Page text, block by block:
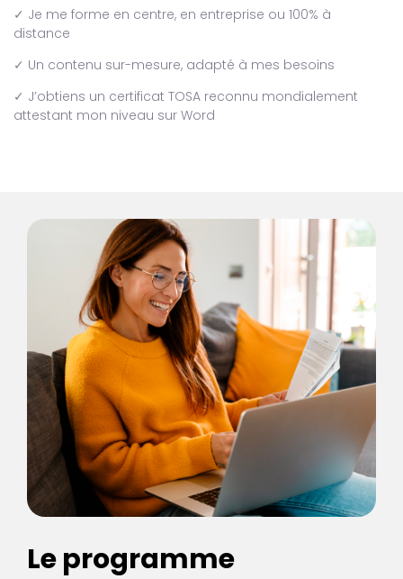
✓ Je me forme en centre, en entreprise ou 100% à
distance
✓ Un contenu sur-mesure, adapté à mes besoins
✓ J’obtiens un certificat TOSA reconnu mondialement
attestant mon niveau sur Word
Le programme